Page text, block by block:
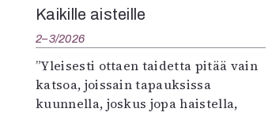
Kaikille aisteille
2–3/2026
”Yleisesti ottaen taidetta pitää vain
katsoa, joissain tapauksissa
kuunnella, joskus jopa haistella,